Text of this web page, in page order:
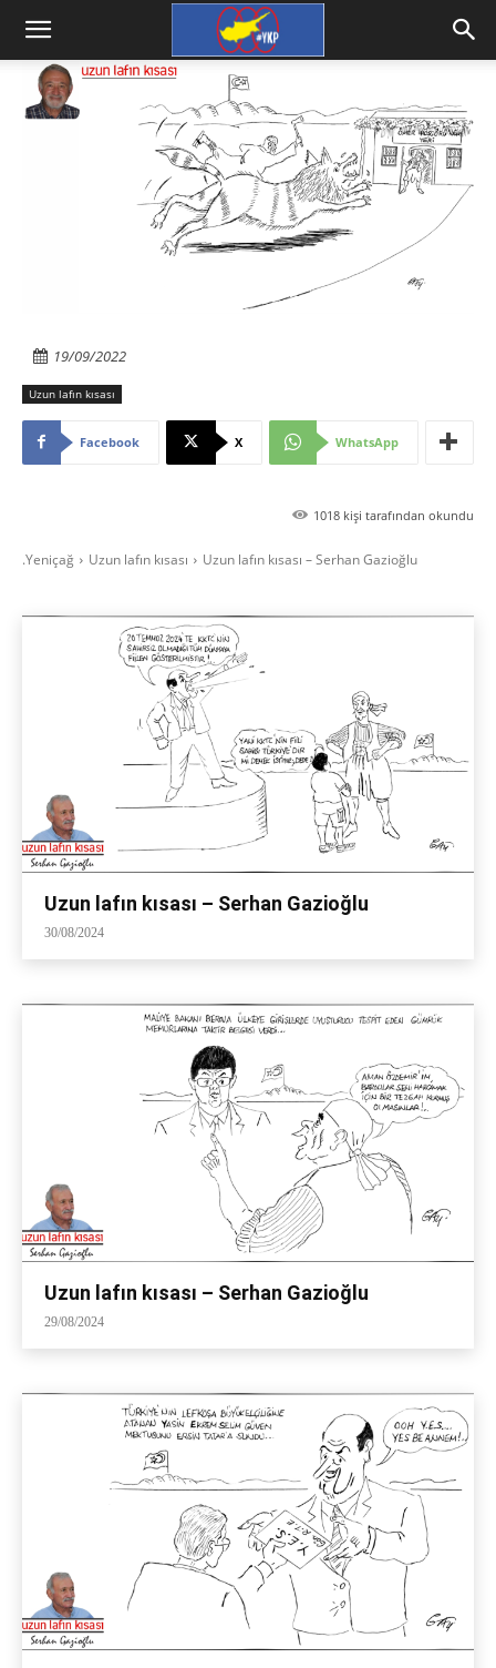
19/09/2022
Uzun lafın kısası
Facebook X WhatsApp
1018 kişi tarafından okundu
.Yeniçağ Uzun lafın kısası Uzun lafın kısası – Serhan Gazioğlu
Uzun lafın kısası – Serhan Gazioğlu
30/08/2024
Uzun lafın kısası – Serhan Gazioğlu
29/08/2024